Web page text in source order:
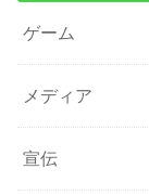
ゲーム
メディア
宣伝